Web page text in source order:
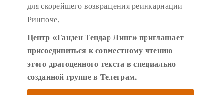
для скорейшего возвращения реинкарнации
Ринпоче.
Центр «Ганден Тендар Линг» приглашает
присоединиться к совместному чтению
этого драгоценного текста в специально
созданной группе в Телеграм.